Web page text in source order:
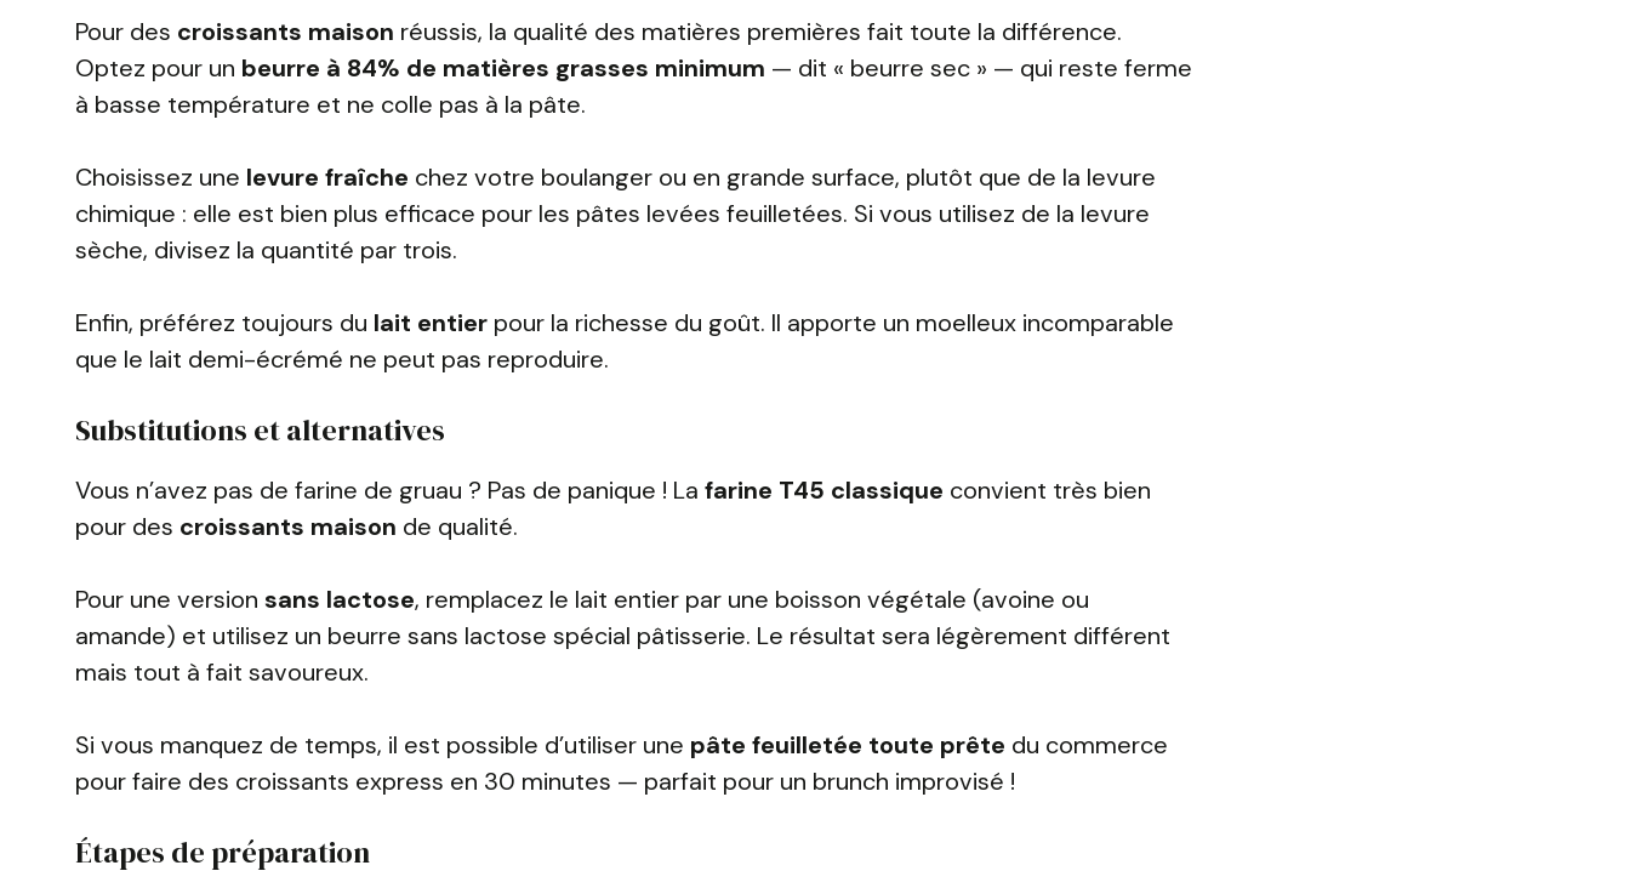
Pour des croissants maison réussis, la qualité des matières premières fait toute la différence.
Optez pour un beurre à 84% de matières grasses minimum — dit « beurre sec » — qui reste ferme
à basse température et ne colle pas à la pâte.
Choisissez une levure fraîche chez votre boulanger ou en grande surface, plutôt que de la levure
chimique : elle est bien plus efficace pour les pâtes levées feuilletées. Si vous utilisez de la levure
sèche, divisez la quantité par trois.
Enfin, préférez toujours du lait entier pour la richesse du goût. Il apporte un moelleux incomparable
que le lait demi-écrémé ne peut pas reproduire.
Substitutions et alternatives
Vous n’avez pas de farine de gruau ? Pas de panique ! La farine T45 classique convient très bien
pour des croissants maison de qualité.
Pour une version sans lactose, remplacez le lait entier par une boisson végétale (avoine ou
amande) et utilisez un beurre sans lactose spécial pâtisserie. Le résultat sera légèrement différent
mais tout à fait savoureux.
Si vous manquez de temps, il est possible d’utiliser une pâte feuilletée toute prête du commerce
pour faire des croissants express en 30 minutes — parfait pour un brunch improvisé !
Étapes de préparation